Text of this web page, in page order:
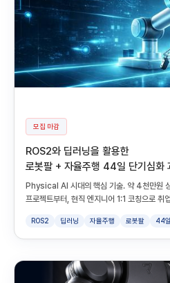
모집 마감
ROS2와 딥러닝을 활용한
로봇팔 + 자율주행 44일 단기심화
Physical AI 시대의 핵심 기술. 약 4천만원
프로젝트부터, 현직 엔지니어 1:1 코칭으로 취
ROS2 딥러닝 자율주행 로봇팔 44